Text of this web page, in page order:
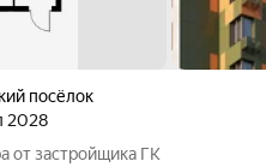
посёлок
2028
от зaстpойщика ГК